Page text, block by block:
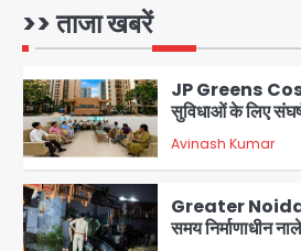
>> ताजा खबरें
1
2
JP Greens
सुविधाओं के लिए
प्लास्टर और कमजोर
Avinash Kumar
Greater Noida:
समय निर्माणाधीन